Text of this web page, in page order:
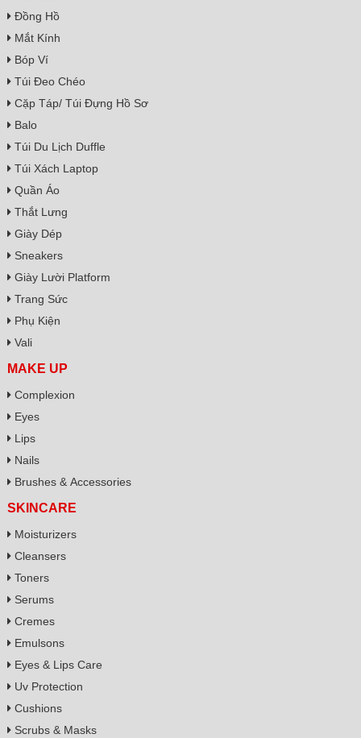
Đồng Hồ
Mắt Kính
Bóp Ví
Túi Đeo Chéo
Cặp Táp/ Túi Đựng Hồ Sơ
Balo
Túi Du Lịch Duffle
Túi Xách Laptop
Quần Áo
Thắt Lưng
Giày Dép
Sneakers
Giày Lười Platform
Trang Sức
Phụ Kiện
Vali
MAKE UP
Complexion
Eyes
Lips
Nails
Brushes & Accessories
SKINCARE
Moisturizers
Cleansers
Toners
Serums
Cremes
Emulsons
Eyes & Lips Care
Uv Protection
Cushions
Scrubs & Masks